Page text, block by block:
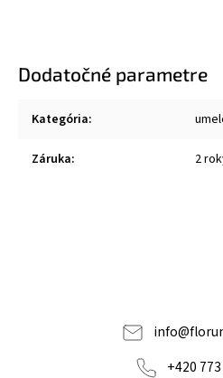
Dodatočné parametre
Kategória:
Záruka: 2
info@
+420